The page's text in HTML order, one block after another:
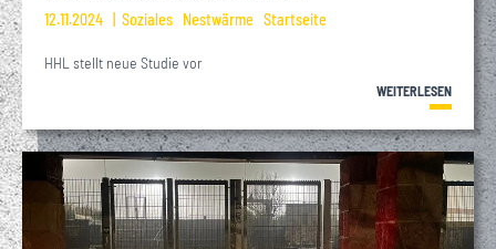
12.11.2024
Soziales Nestwärme Startseite
HHL stellt neue Studie vor
WEITERLESEN